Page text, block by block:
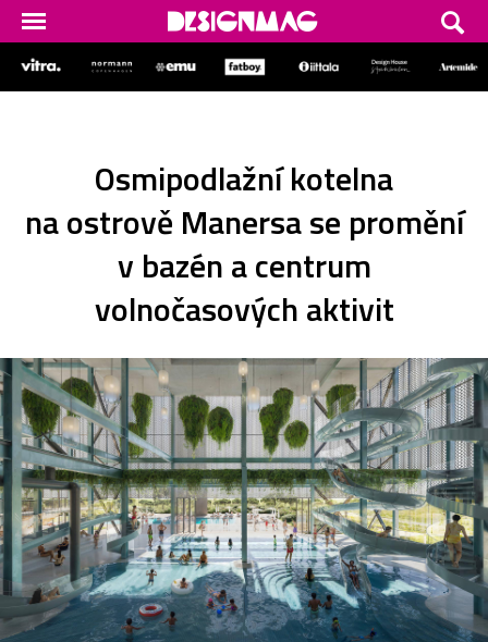
Osmipodlažní kotelna
na ostrově Manersa se promění
v bazén a centrum
volnočasových aktivit